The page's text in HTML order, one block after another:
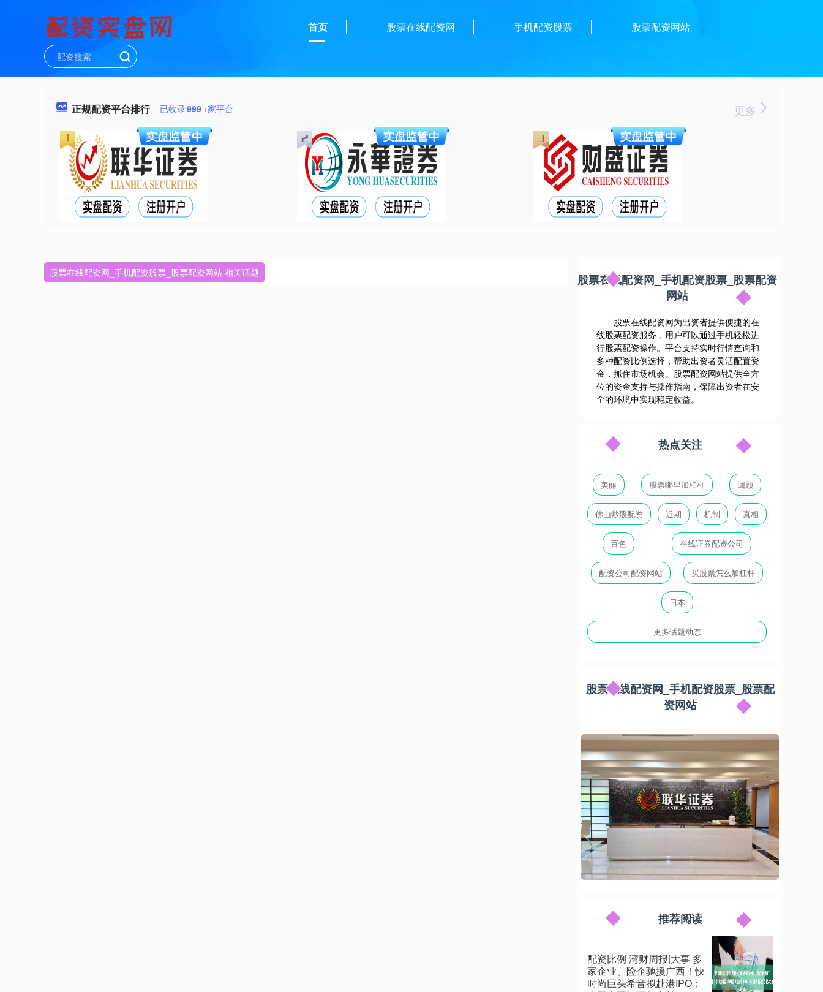
首页 股票在线配资网 手机配资股票 股票配资网站
正规配资平台排行 已收录999+家平台 更多
股票在线配资网_手机配资股票_股票配资网站 相关话题
股票在线配资网_手机配资股票_股票配资
网站
股票在线配资网为出资者提供便捷的在
线股票配资服务，用户可以通过手机轻松进
行股票配资操作。平台支持实时行情查询和
多种配资比例选择，帮助出资者灵活配置资
金，抓住市场机会。股票配资网站提供全方
位的资金支持与操作指南，保障出资者在安
全的环境中实现稳定收益。
热点关注
美丽 股票哪里加杠杆 回顾
佛山炒股配资 近期 机制 真相
百色 在线证券配资公司
配资公司配资网站 买股票怎么加杠杆
日本
更多话题动态
股票在线配资网_手机配资股票_股票配
资网站
推荐阅读
配资比例 湾财周报|大事 多
家企业、险企驰援广西！快
时尚巨头希音拟赴港IPO；